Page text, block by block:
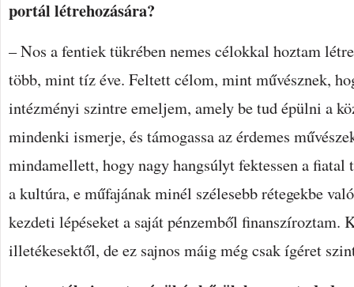
portál létrehozására?
– Nos a fentiek tükrében nemes célokkal hoztam
több, mint tíz éve. Feltett célom, mint művésznek,
intézményi szintre emeljem, amely be tud épülni a
mindenki ismerje, és támogassa az érdemes
mindamellett, hogy nagy hangsúlyt fektessen a fiatal
a kultúra, e műfajának minél szélesebb rétegekbe
kezdeti lépéseket a saját pénzemből finanszíroztam.
illetékesektől, de ez sajnos máig még csak ígéret